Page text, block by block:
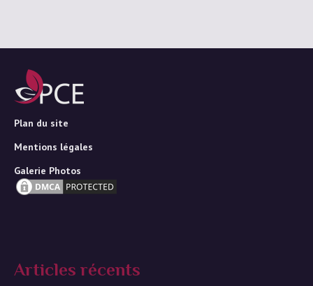
Plan du site
Mentions légales
Galerie Photos
Articles récents